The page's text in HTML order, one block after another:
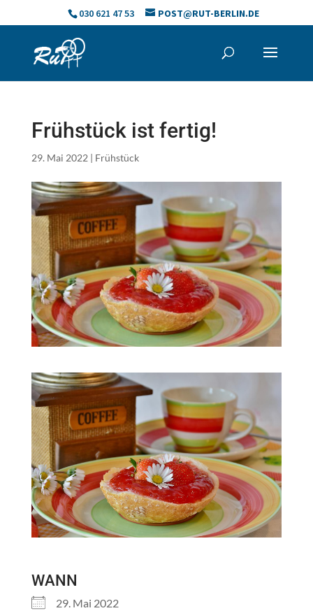
030 621 47 53 POST@RUT-BERLIN.DE
Frühstück ist fertig!
29. Mai 2022 | Frühstück
WANN
29. Mai 2022